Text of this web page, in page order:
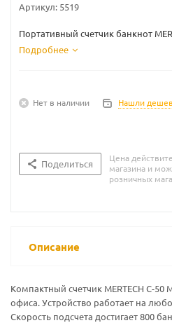
Артикул: 5519
Портативный счетчик банкнот
Подробнее
Нет в наличии Нашли
Поделиться
Цена
магазина и
розничных
Описание
Компактный счетчик MERTECH C-50
офиса. Устройство работает на
Скорость подсчета достигает 800